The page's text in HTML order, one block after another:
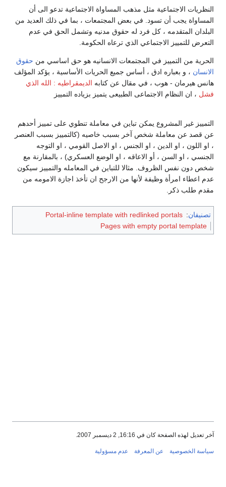
النظريات الاجتماعية مثل مذهب المساواة الاجتماعية تدعو الى أن
المساواة يجب أن تسود. في بعض المجتمعات ، بما في ذلك العديد من
البلدان المتقدمه ، كل فرد له حقوق مدنيه وتشمل الحق في عدم
التعرض للتمييز الاجتماعي الذي ترعاه الحكومة.
الحرية من التمييز في المجتمعات الانسانيه هو حق اساسي من حقوق
الانسان ، و بعباره ادق ، أساس جميع الحريات الأساسية ، يؤكد المؤلف
هانس هيرمان - هوب ، في مقال عن كتابه الديمقراطيه : الله الذي
فشل ، ان النظام الاجتماعى الطبيعى يتميز بزياده التمييز
التمييز غير المشروع يمكن تباين في معاملة تنطوي على تمييز أحدهم
عن قصد عن معاملة شخص آخر بسبب خاصيه (كالتمييز بسبب العنصر
، او اللون ، او الدين ، او الجنس ، او الاصل القومي ، او التوجه
الجنسي ، او السن ، أو الاعاقه ، او الوضع العسكري) ، بالمقارنة مع
شخص دون نفس الظروف. مثالا للتباين في المعامله والتمييز سيكون
عدم اعطاء امرأة وظيفة لأنها من الارجح ان تأخذ اجازة الامومه من
مقدم طلب ذكر.
تصنيفان:
Portal-inline template with redlinked portals
Pages with empty portal template
آخر تعديل لهذه الصفحة كان في 16:16, 2 ديسمبر 2007.
سياسة الخصوصية عن المعرفة عدم مسؤولية